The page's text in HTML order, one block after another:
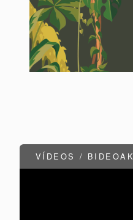
VÍDEOS / BIDEOAK